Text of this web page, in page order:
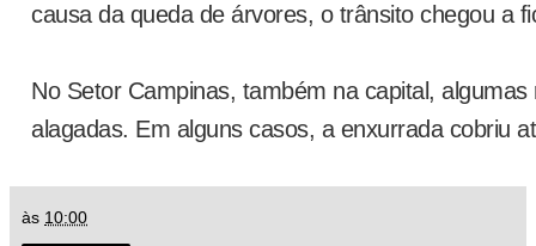
causa da queda de árvores, o trânsito chegou a
No Setor Campinas, também na capital,
alagadas. Em alguns casos, a enxurrada cobriu
às 10:00